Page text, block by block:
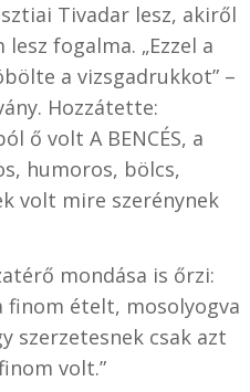
Tivadar lesz, akiről
fogalma. „Ezzel a
a vizsgadrukkot” –
Hozzátette:
ő volt A BENCÉS, a
humoros, bölcs,
volt mire szerénynek
mondása is őrzi:
finom ételt, mosolyogva
szerzetesnek csak azt
volt.”